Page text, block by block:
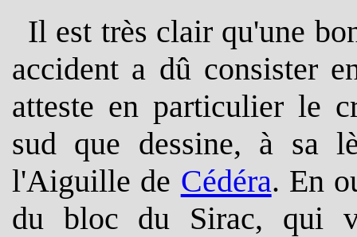
Il est très clair qu'une
accident a dû consister
atteste en particulier le
sud que dessine, à sa
l'Aiguille de Cédéra. En
du bloc du Sirac, qui